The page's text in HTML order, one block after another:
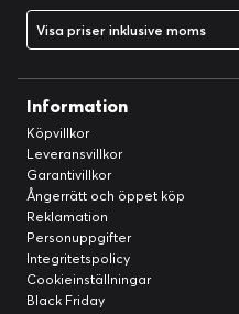
Visa priser inklusive moms
Information
Köpvillkor
Leveransvillkor
Garantivillkor
Ångerrätt och öppet köp
Reklamation
Personuppgifter
Integritetspolicy
Cookieinställningar
Black Friday